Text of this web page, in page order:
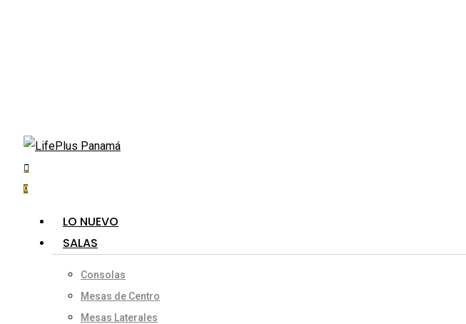
search
account
0
LO NUEVO
SALAS
Consolas
Mesas de Centro
Mesas Laterales